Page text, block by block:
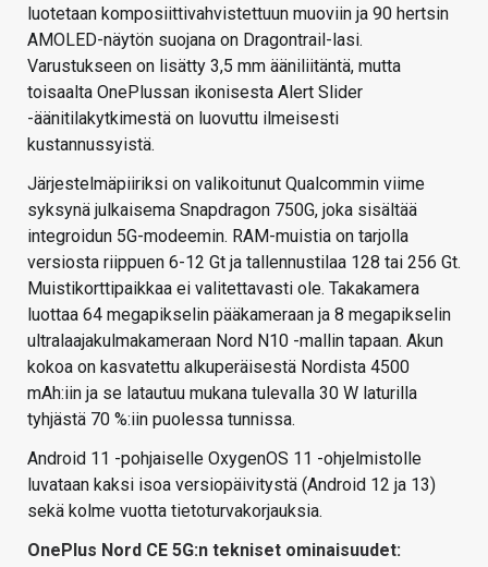
luotetaan komposiittivahvistettuun muoviin ja 90 hertsin
AMOLED-näytön suojana on Dragontrail-lasi.
Varustukseen on lisätty 3,5 mm ääniliitäntä, mutta
toisaalta OnePlussan ikonisesta Alert Slider
-äänitilakytkimestä on luovuttu ilmeisesti
kustannussyistä.
Järjestelmäpiiriksi on valikoitunut Qualcommin viime
syksynä julkaisema Snapdragon 750G, joka sisältää
integroidun 5G-modeemin. RAM-muistia on tarjolla
versiosta riippuen 6-12 Gt ja tallennustilaa 128 tai 256 Gt.
Muistikorttipaikkaa ei valitettavasti ole. Takakamera
luottaa 64 megapikselin pääkameraan ja 8 megapikselin
ultralaajakulmakameraan Nord N10 -mallin tapaan. Akun
kokoa on kasvatettu alkuperäisestä Nordista 4500
mAh:iin ja se latautuu mukana tulevalla 30 W laturilla
tyhjästä 70 %:iin puolessa tunnissa.
Android 11 -pohjaiselle OxygenOS 11 -ohjelmistolle
luvataan kaksi isoa versiopäivitystä (Android 12 ja 13)
sekä kolme vuotta tietoturvakorjauksia.
OnePlus Nord CE 5G:n tekniset ominaisuudet: